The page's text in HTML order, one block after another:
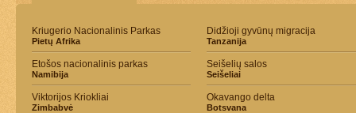
Kriugerio Nacionalinis Parkas
Pietų Afrika
Etošos nacionalinis parkas
Namibija
Viktorijos Kriokliai
Zimbabvė
Didžioji gyvūnų migracija
Tanzanija
Seišelių salos
Seišeliai
Okavango delta
Botsvana